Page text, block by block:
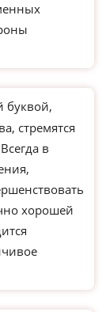
буквой,
стремятся
в
хорошей